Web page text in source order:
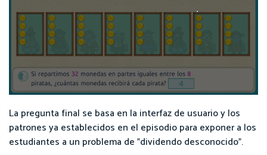
La pregunta final se basa en la interfaz de usuario y los
patrones ya establecidos en el episodio para exponer a los
estudiantes a un problema de "dividendo desconocido".